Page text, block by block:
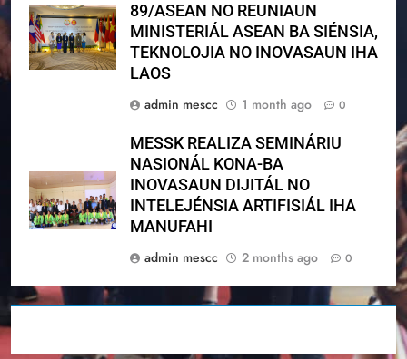
89/ASEAN NO REUNIAUN
MINISTERIÁL ASEAN BA SIÉNSIA,
TEKNOLOJIA NO INOVASAUN IHA
LAOS
admin mescc
1 month ago 0
MESSK REALIZA SEMINÁRIU
NASIONÁL KONA-BA
INOVASAUN DIJITÁL NO
INTELEJÉNSIA ARTIFISIÁL IHA
MANUFAHI
admin mescc
2 months ago 0